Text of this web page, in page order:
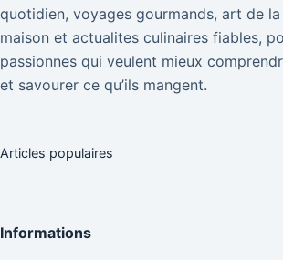
quotidien, voyages gourmands, art de
maison et actualites culinaires fiables,
passionnes qui veulent mieux
et savourer ce qu’ils mangent.
Articles populaires
Informations